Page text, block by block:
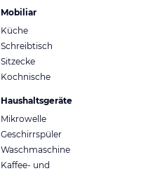
Mobiliar
Küche
Schreibtisch
Sitzecke
Kochnische
Haushaltsgeräte
Mikrowelle
Geschirrspüler
Waschmaschine
Kaffee- und